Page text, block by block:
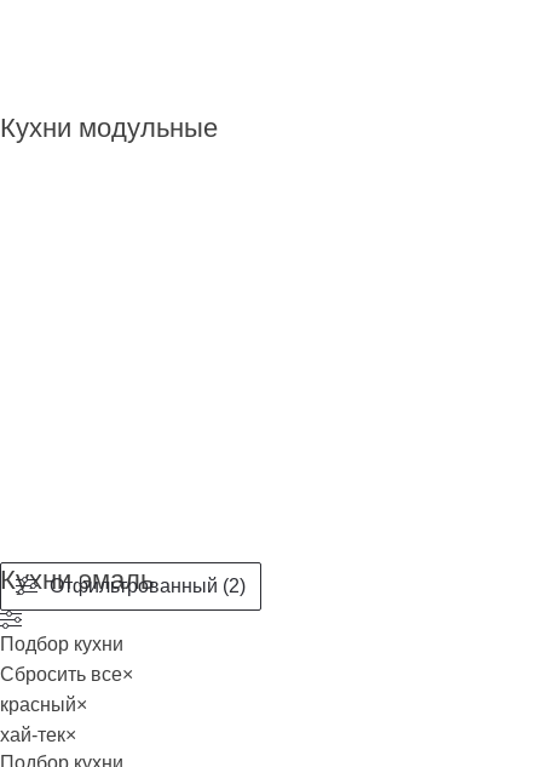
Кухни модульные
Кухни эмаль
Отфильтрованный (2)
Подбор кухни
Сбросить все×
красный×
хай-тек×
Подбор кухни